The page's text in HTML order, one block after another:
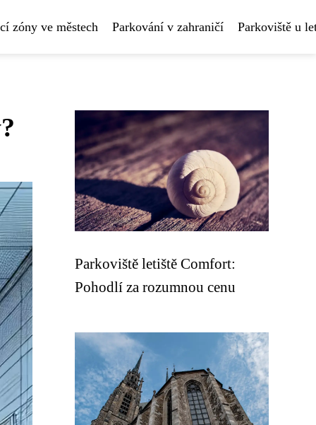
zóny ve městech Parkování v zahraničí Parkoviště u
Parkoviště letiště Comfort:
Pohodlí za rozumnou cenu